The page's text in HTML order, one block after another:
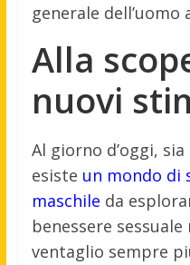
generale dell’uomo
Alla
nuovi
Al giorno d’oggi,
esiste un mondo di
maschile da
benessere
ventaglio sempre